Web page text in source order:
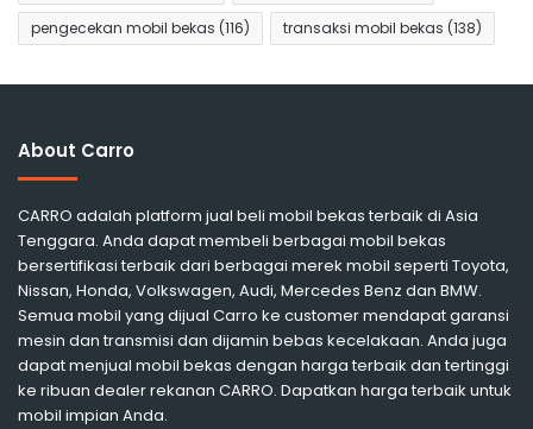
pengecekan mobil bekas (116) transaksi mobil bekas (138)
About Carro
CARRO adalah platform jual beli mobil bekas terbaik di Asia
Tenggara. Anda dapat membeli berbagai mobil bekas
bersertifikasi terbaik dari berbagai merek mobil seperti Toyota,
Nissan, Honda, Volkswagen, Audi, Mercedes Benz dan BMW.
Semua mobil yang dijual Carro ke customer mendapat garansi
mesin dan transmisi dan dijamin bebas kecelakaan. Anda juga
dapat menjual mobil bekas dengan harga terbaik dan tertinggi
ke ribuan dealer rekanan CARRO. Dapatkan harga terbaik untuk
mobil impian Anda.